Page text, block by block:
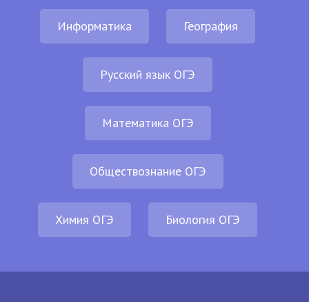
Информатика География
Русский язык ОГЭ
Математика ОГЭ
Обществознание ОГЭ
Химия ОГЭ Биология ОГЭ